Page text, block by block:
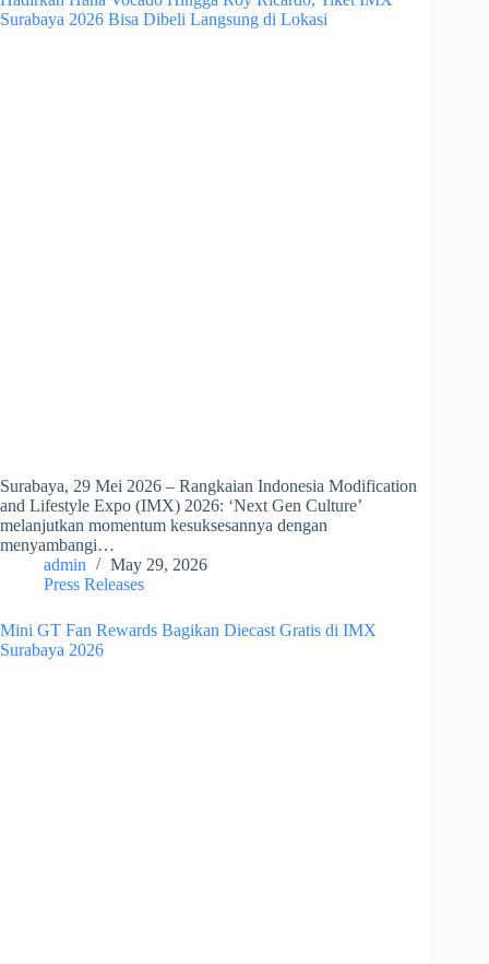
Surabaya 2026 Bisa Dibeli Langsung di Lokasi
Surabaya, 29 Mei 2026 – Rangkaian Indonesia Modification
and Lifestyle Expo (IMX) 2026: ‘Next Gen Culture’
melanjutkan momentum kesuksesannya dengan
menyambangi…
admin
May 29, 2026
Press Releases
Mini GT Fan Rewards Bagikan Diecast Gratis di IMX
Surabaya 2026